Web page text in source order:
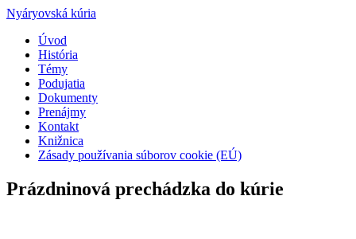
Nyáryovská kúria
Úvod
História
Témy
Podujatia
Dokumenty
Prenájmy
Kontakt
Knižnica
Zásady používania súborov cookie (EÚ)
Prázdninová prechádzka do kúrie